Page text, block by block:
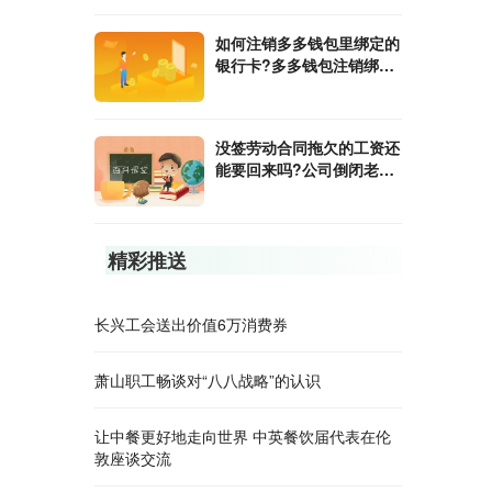
如何注销多多钱包里绑定的
银行卡?多多钱包注销绑定
没签劳动合同拖欠的工资还
能要回来吗?公司倒闭老板
精彩推送
长兴工会送出价值6万消费券
萧山职工畅谈对“八八战略”的认识
让中餐更好地走向世界 中英餐饮届代表在伦
敦座谈交流